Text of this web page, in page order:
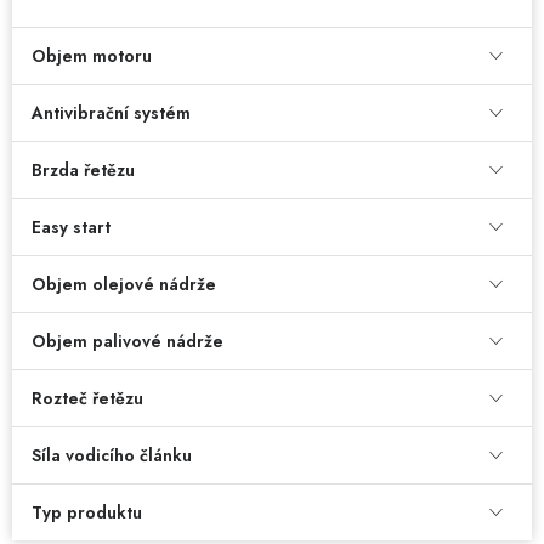
Jaký je aktuální stav mé objednávky?
Velkoobchodní spolupráce (B2B) Prodejna nářadí
Reklamační formulář
Podmínky ochrany osobních údajů
Objem motoru
Antivibrační systém
Brzda řetězu
Easy start
Objem olejové nádrže
Objem palivové nádrže
Rozteč řetězu
Síla vodicího článku
Typ produktu